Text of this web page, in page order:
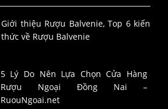
Giới thiệu Rượu Balvenie, Top 6 kiến
thức về Rượu Balvenie
5 Lý Do Nên Lựa Chọn Cửa Hàng
Rượu Ngoại Đồng Nai –
RuouNgoai.net